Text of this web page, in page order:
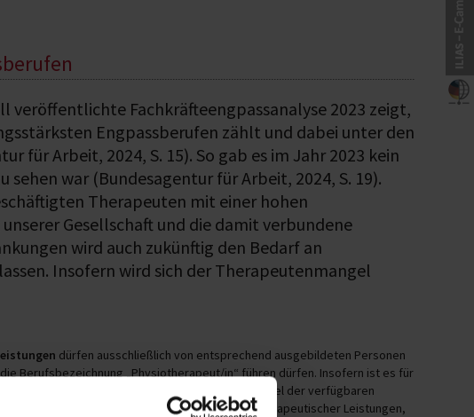
veröffentlichte Fachkräfteengpassanalyse 2023 zeigt,
Engpassberufen zählt und dabei unter den
für Arbeit, 2024, S. 15). So gab es im Jahr 2023 kein
sehen war (Bundesagentur für Arbeit, 2024, S. 19).
Therapeuten mit einer hohen
Gesellschaft und die damit verbundene
wird auch zukünftig den Bedarf an
Insofern wird sich der Therapeutenmangel
dürfen ausschließlich von entsprechend ausgebildeten Personen
Berufsbezeichnung „Physiotherapeut/in“ führen dürfen. Insofern ist es für
-therapeuten von großer Bedeutung, möglichst viel der verfügbaren
, nämlich die Erbringung therapeutischer Leistungen,